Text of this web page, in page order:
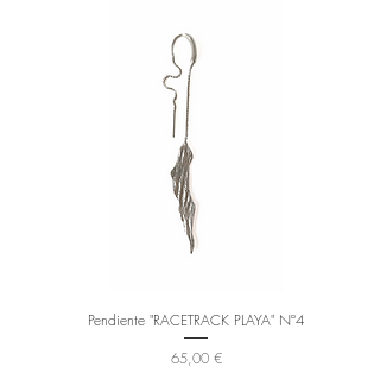
Pendiente "RACETRACK PLAYA" Nº4
Precio
65,00 €